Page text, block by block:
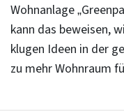
Wohnanlage
kann das beweisen,
klugen Ideen in der
zu mehr Wohnraum